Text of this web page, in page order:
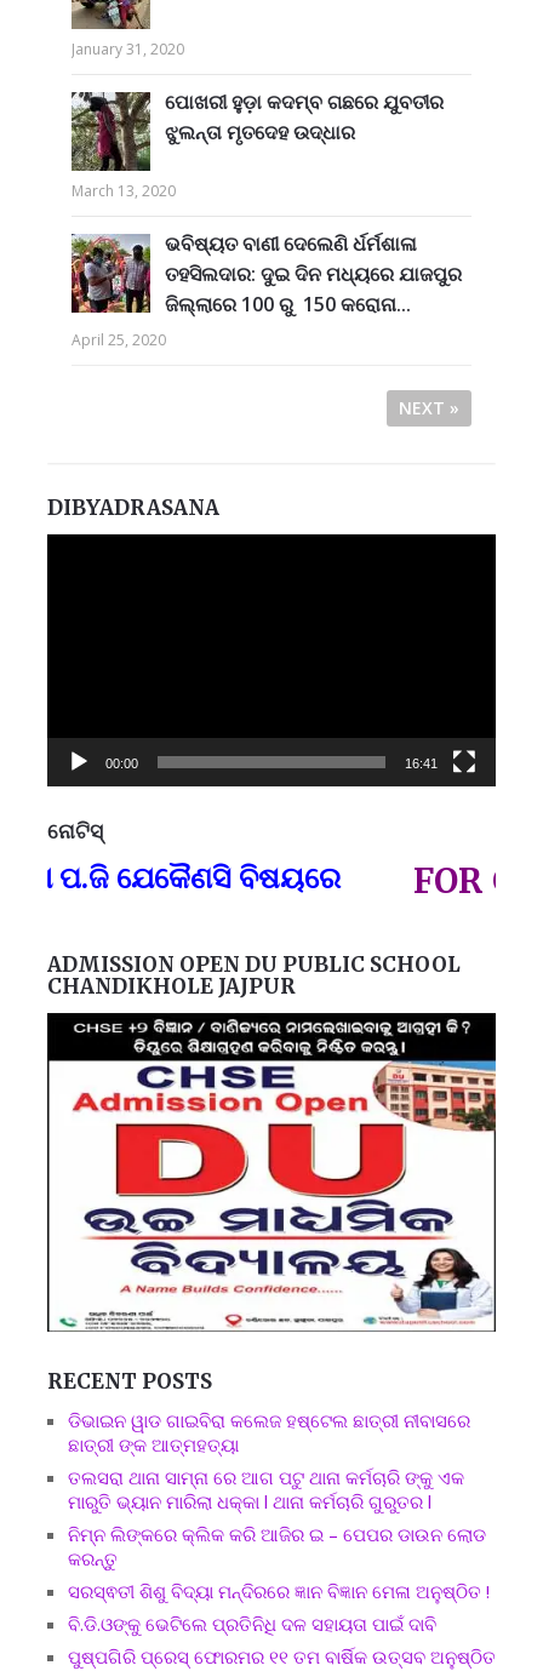
January 31, 2020
ପୋଖରୀ ହୁଡ଼ା କଦମ୍ବ ଗଛରେ ଯୁବତୀର
ଝୁଲନ୍ତା ମୃତଦେହ ଉଦ୍ଧାର
March 13, 2020
ଭବିଷ୍ୟତ ବାଣୀ ଦେଲେଣି ର୍ଧର୍ମଶାଳା
ତହସିଲଦାର: ଦୁଇ ଦିନ ମଧ୍ୟରେ ଯାଜପୁର
ଜିଲ୍ଲାରେ 100 ରୁ 150 କରୋନା...
April 25, 2020
NEXT »
DIBYADRASANA
00:00 16:41
ନୋଟିସ୍
ପ.ଜି ଯେକୈଣସି ବିଷୟରେ FOR
ADMISSION OPEN DU PUBLIC SCHOOL
CHANDIKHOLE JAJPUR
RECENT POSTS
ଡିଭାଇନ ୱାଡ ଗାଇବିରା କଲେଜ ହଷ୍ଟେଲ ଛାତ୍ରୀ ନୀବାସରେ
ଛାତ୍ରୀ ଙ୍କ ଆତ୍ମହତ୍ୟା
ତଲସରା ଥାନା ସାମ୍ନା ରେ ଆଗ ପଟୁ ଥାନା କର୍ମଚାରି ଙ୍କୁ ଏକ
ମାରୁତି ଭ୍ୟାନ ମାରିଲା ଧକ୍କା l ଥାନା କର୍ମଚାରି ଗୁରୁତର l
ନିମ୍ନ ଲିଙ୍କରେ କ୍ଲିକ କରି ଆଜିର ଇ – ପେପର ଡାଉନ ଲୋଡ
କରନ୍ତୁ
ସରସ୍ଵତୀ ଶିଶୁ ବିଦ୍ୟା ମନ୍ଦିରରେ ଜ୍ଞାନ ବିଜ୍ଞାନ ମେଳା ଅନୁଷ୍ଠିତ !
ବି.ଡି.ଓଙ୍କୁ ଭେଟିଲେ ପ୍ରତିନିଧି ଦଳ ସହାୟତା ପାଇଁ ଦାବି
ପୁଷ୍ପଗିରି ପ୍ରେସ୍ ଫୋରମର ୧୧ ତମ ବାର୍ଷିକ ଉତ୍ସବ ଅନୁଷ୍ଠିତ